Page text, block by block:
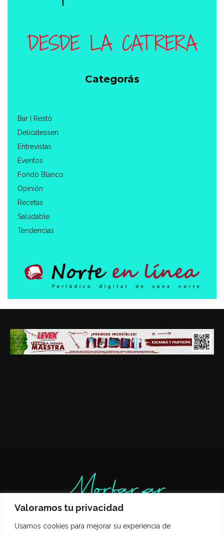
Valoramos tu privacidad
Usamos cookies para mejorar su experiencia de
Categorás
Bar | Restó
Delicatessen
Entrevistas
Eventos
Fondo Blanco
Opinión
Recetas
Saludable
Tendencias